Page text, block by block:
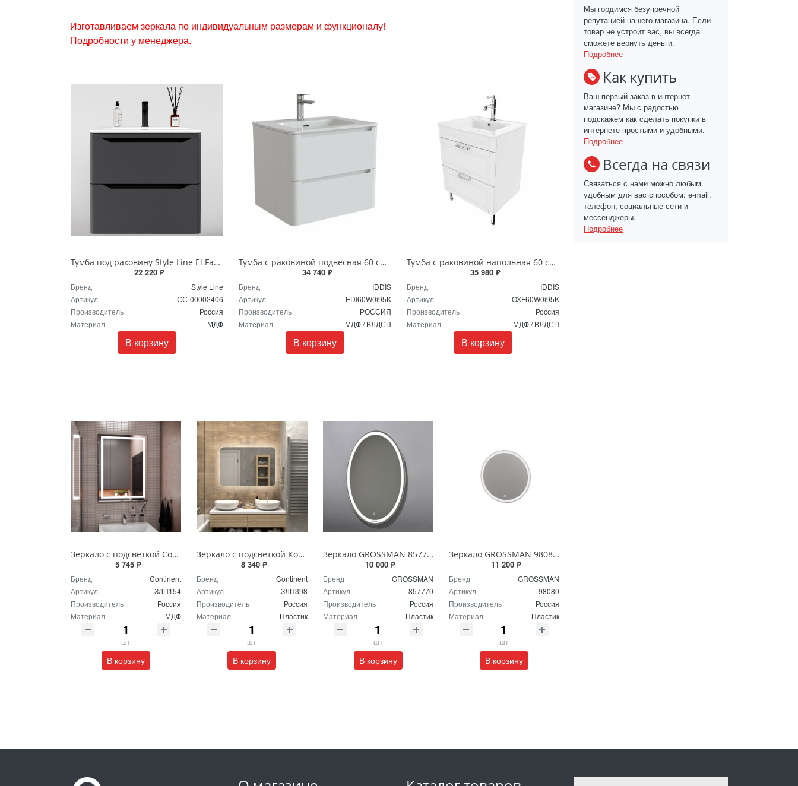
Изготавливаем зеркала по индивидуальным размерам и функционалу!
Подробности у менеджера.
Тумба под раковину Style Line El Fante Марелла 60 см СС-00002406 серый
22 220 ₽
Бренд
Style Line
Артикул
СС-00002406
Производитель
Россия
Материал
МДФ
В корзину
Тумба с раковиной подвесная 60 см Edifice IDDIS EDI60W0i95K белая
34 740 ₽
Бренд
IDDIS
Артикул
EDI60W0i95K
Производитель
РОССИЯ
Материал
МДФ / ВЛДСП
В корзину
Тумба с раковиной напольная 60 см Oxford IDDIS OXF60W0i95K белая
35 980 ₽
Бренд
IDDIS
Артикул
OXF60W0i95K
Производитель
Россия
Материал
МДФ / ВЛДСП
В корзину
Зеркало с подсветкой Continent Пронто Люкс 60 х 80 см ЗЛП154
5 745 ₽
Бренд
Continent
Артикул
ЗЛП154
Производитель
Россия
Материал
МДФ
шт
В корзину
Зеркало с подсветкой Континент Burzhe Led 100х70 с бесконтактным сенсором ЗЛП398
8 340 ₽
Бренд
Continent
Артикул
ЗЛП398
Производитель
Россия
Материал
Пластик
шт
В корзину
Зеркало GROSSMAN 857770 GALAXY 570*770 с сенсорным выключателем
10 000 ₽
Бренд
GROSSMAN
Артикул
857770
Производитель
Россия
Материал
Пластик
шт
В корзину
Зеркало GROSSMAN 98080 SENTO D800 800*800*45 LED с сенсорным выключателем
11 200 ₽
Бренд
GROSSMAN
Артикул
98080
Производитель
Россия
Материал
Пластик
шт
В корзину
Мы гордимся безупречной
репутацией нашего магазина. Если
товар не устроит вас, вы всегда
сможете вернуть деньги.
Подробнее
Как купить
Ваш первый заказ в интернет-
магазине? Мы с радостью
подскажем как сделать покупки в
интернете простыми и удобными.
Подробнее
Всегда на связи
Связаться с нами можно любым
удобным для вас способом: e-mail,
телефон, социальные сети и
мессенджеры.
Подробнее